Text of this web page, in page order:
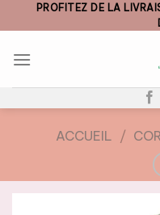
to
PROFITEZ DE LA
ACCUEIL /